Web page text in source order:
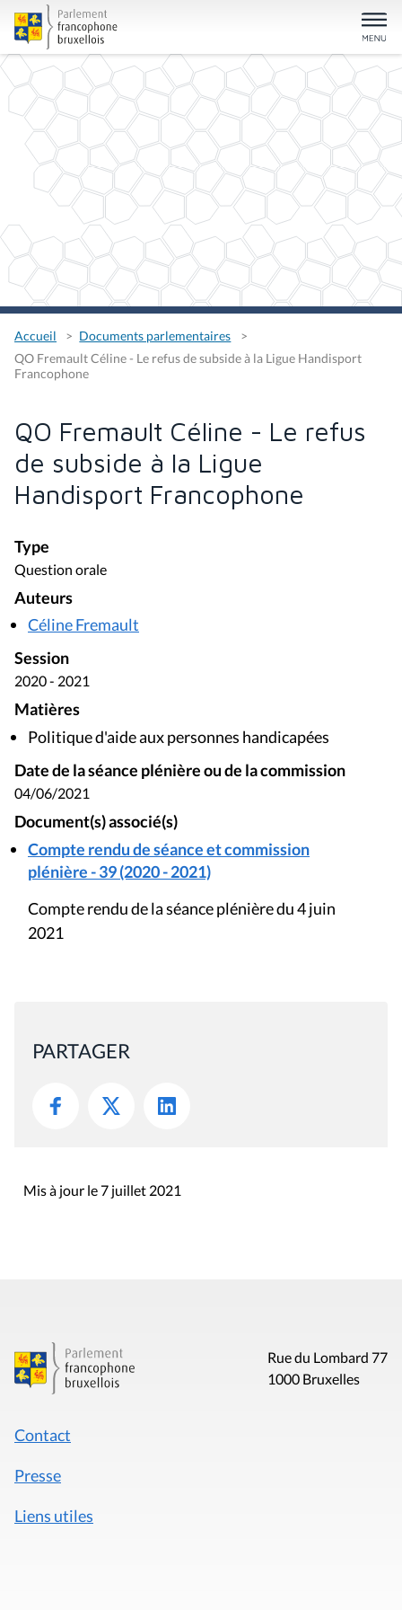
Accueil
Documents parlementaires
QO Fremault Céline - Le refus de subside à la Ligue Handisport
Francophone
QO Fremault Céline - Le refus
de subside à la Ligue
Handisport Francophone
Type
Question orale
Auteurs
Céline Fremault
Session
2020 - 2021
Matières
Politique d'aide aux personnes handicapées
Date de la séance plénière ou de la commission
04/06/2021
Document(s) associé(s)
Compte rendu de séance et commission
plénière - 39 (2020 - 2021)
Compte rendu de la séance plénière du 4 juin
2021
PARTAGER
Mis à jour le 7 juillet 2021
Rue du Lombard 77
1000 Bruxelles
Contact
Presse
Liens utiles